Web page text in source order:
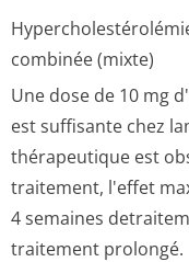
combinée (mixte)
Une dose de 10 mg
est suffisante chez
thérapeutique est
traitement, l'effet
4 semaines
traitement prolongé.